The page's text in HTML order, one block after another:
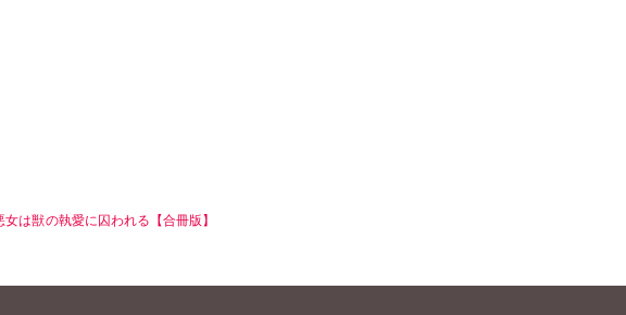
女は獣の執愛に囚われる【合冊版】